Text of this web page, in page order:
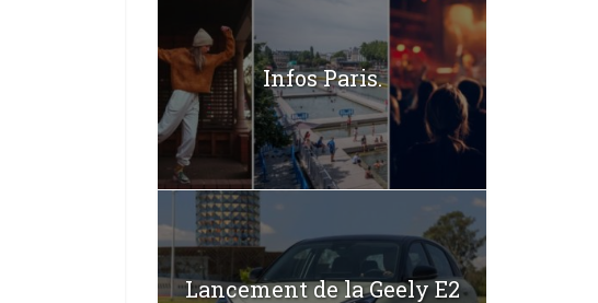
Infos Paris.
Lancement de la Geely E2